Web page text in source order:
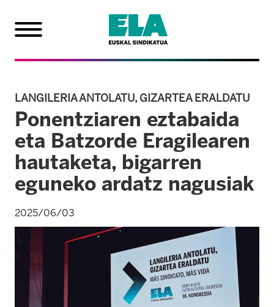
LANGILERIA ANTOLATU, GIZARTEA ERALDATU
Ponentziaren eztabaida
eta Batzorde Eragilearen
hautaketa, bigarren
eguneko ardatz nagusiak
2025/06/03